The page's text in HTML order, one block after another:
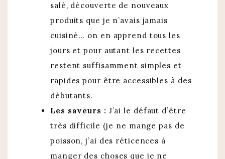
salé, découverte de nouveaux
produits que je n’avais jamais
cuisiné… on en apprend tous les
jours et pour autant les recettes
restent suffisamment simples et
rapides pour être accessibles à des
débutants.
Les saveurs : J’ai le défaut d’être
très difficile (je ne mange pas de
poisson, j’ai des réticences à
manger des choses que je ne